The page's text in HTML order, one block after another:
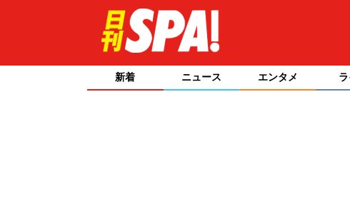
新着 ニュース エンタメ